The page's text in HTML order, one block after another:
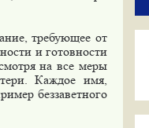
требующее от
и готовности
на все меры
Каждое имя,
беззаветного